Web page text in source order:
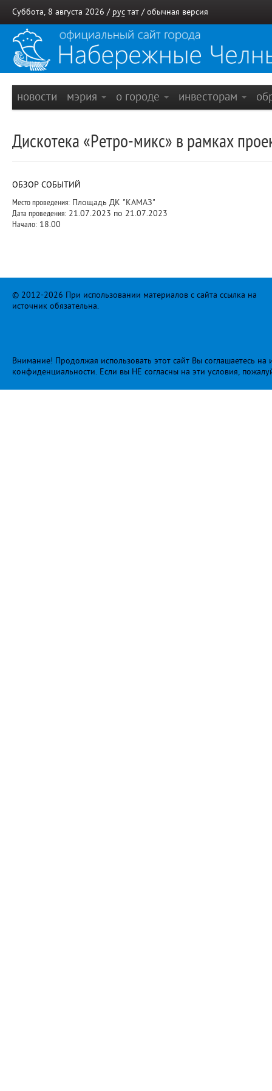
Суббота, 8 августа 2026 / рус тат / обычная версия
новости мэрия о городе инвесторам
Дискотека «Ретро-микс» в рамках
ОБЗОР СОБЫТИЙ
Место проведения: Площадь ДК "КАМАЗ"
Дата проведения: 21.07.2023 по 21.07.2023
Начало: 18.00
© 2012-2026 При использовании материалов с сайта ссылка на
источник обязательна.
Внимание! Продолжая использовать этот сайт Вы соглашаетесь
конфиденциальности. Если вы НЕ согласны на эти условия,